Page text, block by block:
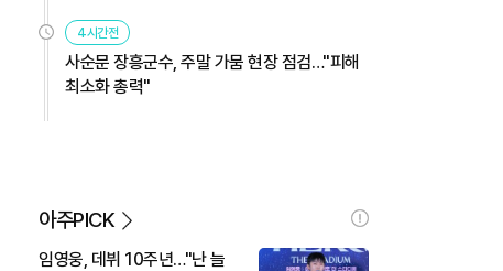
4시간전
사순문 장흥군수, 주말 가뭄 현장 점검…"피해
최소화 총력"
아주PICK
임영웅, 데뷔 10주년…"난 늘